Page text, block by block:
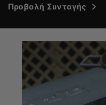
Προβολή Συνταγής